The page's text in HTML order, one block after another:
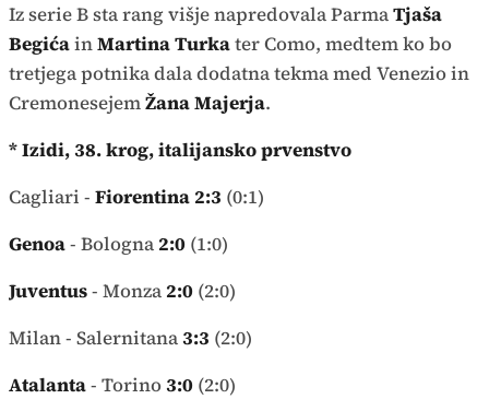
Iz serie B sta rang višje napredovala ParmaTjaša
BegićainMartina Turkater Como, medtem ko bo
tretjega potnika dala dodatna tekma med Venezio in
CremonesejemŽana Majerja.
* Izidi, 38. krog, italijansko prvenstvo
Cagliari - Fiorentina 2:3 (0:1)
Genoa- Bologna 2:0 (1:0)
Juventus- Monza 2:0 (2:0)
Milan - Salernitana3:3 (2:0)
Atalanta- Torino3:0 (2:0)